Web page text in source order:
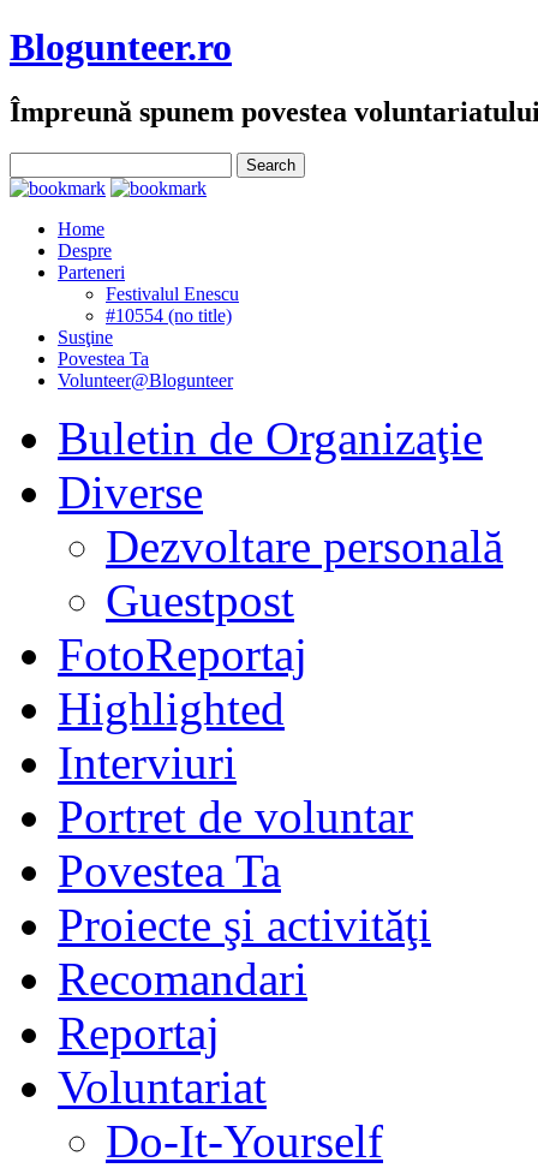
Blogunteer.ro
Împreună spunem povestea
Home
Despre
Parteneri
Festivalul Enescu
#10554 (no title)
Susţine
Povestea Ta
Volunteer@Blogunteer
Buletin de Organizaţie
Diverse
Dezvoltare personală
Guestpost
FotoReportaj
Highlighted
Interviuri
Portret de voluntar
Povestea Ta
Proiecte şi activităţi
Recomandari
Reportaj
Voluntariat
Do-It-Yourself